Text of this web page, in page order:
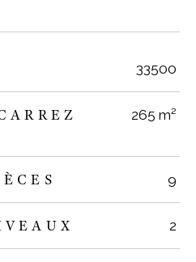
TRAD_ZEPHYR_Valeurs
33500
265 m²
9
2